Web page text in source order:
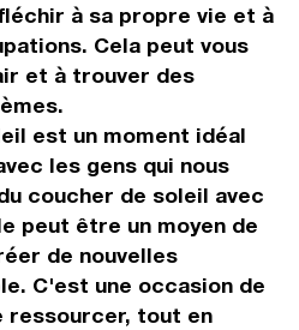
à sa propre vie et à
Cela peut vous
et à trouver des
est un moment idéal
les gens qui nous
coucher de soleil avec
peut être un moyen de
de nouvelles
C'est une occasion de
ressourcer, tout en